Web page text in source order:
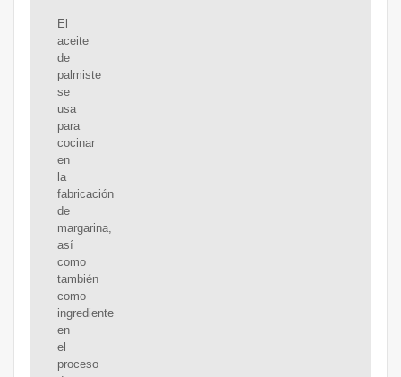
El
aceite
de
palmiste
se
usa
para
cocinar
en
la
fabricación
de
margarina,
así
como
también
como
ingrediente
en
el
proceso